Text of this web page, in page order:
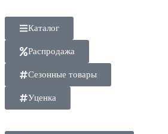
Каталог
Распродажа
Сезонные товары
Уценка